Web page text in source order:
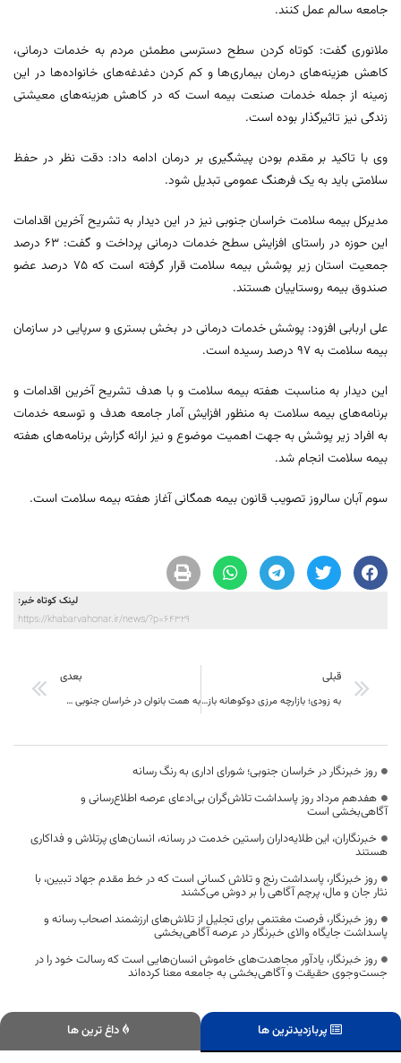
جامعه سالم عمل کنند.
ملانوری گفت: کوتاه کردن سطح دسترسی مطمئن مردم به خدمات درمانی،
کاهش هزینه‌های درمان بیماری‌ها و کم کردن دغدغه‌های خانواده‌ها در این
زمینه از جمله خدمات صنعت بیمه است که در کاهش هزینه‌های معیشتی
زندگی نیز تاثیرگذار بوده است.
وی با تاکید بر مقدم بودن پیشگیری بر درمان ادامه داد: دقت نظر در حفظ
سلامتی باید به یک فرهنگ عمومی تبدیل شود.
مدیرکل بیمه سلامت خراسان جنوبی نیز در این دیدار به تشریح آخرین اقدامات
این حوزه در راستای افزایش سطح خدمات درمانی پرداخت و گفت: ۶۳ درصد
جمعیت استان زیر پوشش بیمه سلامت قرار گرفته است که ۷۵ درصد عضو
صندوق بیمه روستاییان هستند.
علی اربابی افزود: پوشش خدمات درمانی در بخش بستری و سرپایی در سازمان
بیمه سلامت به ۹۷ درصد رسیده است.
این دیدار به مناسبت هفته بیمه سلامت و با هدف تشریح آخرین اقدامات و
برنامه‌های بیمه سلامت به منظور افزایش آمار جامعه هدف و توسعه خدمات
به افراد زیر پوشش به جهت اهمیت موضوع و نیز ارائه گزارش برنامه‌های هفته
بیمه سلامت انجام شد.
سوم آبان سالروز تصویب قانون بیمه همگانی آغاز هفته بیمه سلامت است.
لینک کوتاه خبر:
https://khabarvahonar.ir/news/?p=64329
قبلی
به زودی؛ بازارچه مرزی دوکوهانه بازگشایی می‌شود
بعدی
به همت بانوان در خراسان جنوبی صنایع دستی استان جان گرفته است
روز خبرنگار در خراسان جنوبی؛ شورای اداری به رنگ رسانه
هفدهم مرداد روز پاسداشت تلاش‌گران بی‌ادعای عرصه اطلاع‌رسانی و
آگاهی‌بخشی است
خبرنگاران، این طلایه‌داران راستین خدمت در رسانه، انسان‌های پرتلاش و فداکاری
هستند
روز خبرنگار، پاسداشت رنج و تلاش کسانی است که در خط مقدم جهاد تبیین، با
نثار جان و مال، پرچم آگاهی را بر دوش می‌کشند
روز خبرنگار، فرصت مغتنمی برای تجلیل از تلاش‌های ارزشمند اصحاب رسانه و
پاسداشت جایگاه والای خبرنگار در عرصه آگاهی‌بخشی
روز خبرنگار، یادآور مجاهدت‌های خاموش انسان‌هایی است که رسالت خود را در
جست‌وجوی حقیقت و آگاهی‌بخشی به جامعه معنا کرده‌اند
پربازدیدترین ها داغ ترین ها